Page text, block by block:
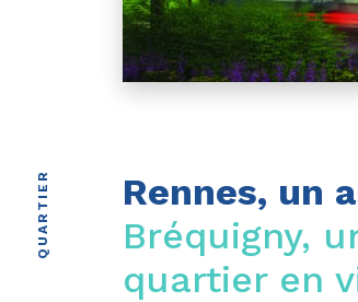
QUARTIER
Rennes, un
Bréquigny,
quartier en